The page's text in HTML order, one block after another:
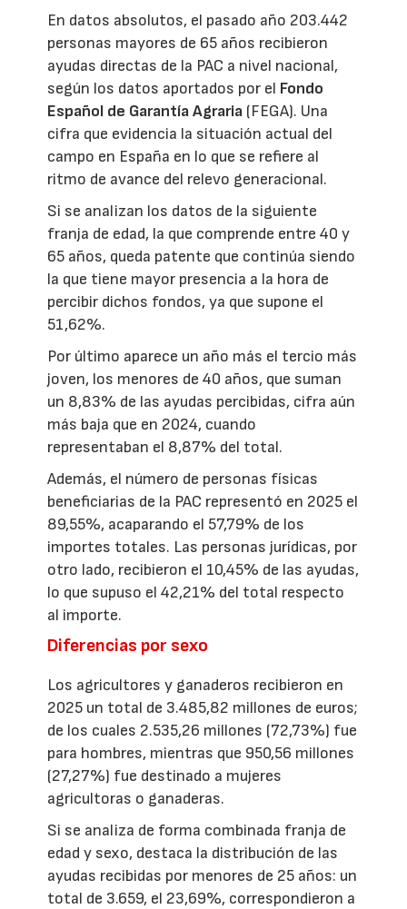
En datos absolutos, el pasado año 203.442
personas mayores de 65 años recibieron
ayudas directas de la PAC a nivel nacional,
según los datos aportados por el Fondo
Español de Garantía Agraria (FEGA). Una
cifra que evidencia la situación actual del
campo en España en lo que se refiere al
ritmo de avance del relevo generacional.
Si se analizan los datos de la siguiente
franja de edad, la que comprende entre 40 y
65 años, queda patente que continúa siendo
la que tiene mayor presencia a la hora de
percibir dichos fondos, ya que supone el
51,62%.
Por último aparece un año más el tercio más
joven, los menores de 40 años, que suman
un 8,83% de las ayudas percibidas, cifra aún
más baja que en 2024, cuando
representaban el 8,87% del total.
Además, el número de personas físicas
beneficiarias de la PAC representó en 2025 el
89,55%, acaparando el 57,79% de los
importes totales. Las personas jurídicas, por
otro lado, recibieron el 10,45% de las ayudas,
lo que supuso el 42,21% del total respecto
al importe.
Diferencias por sexo
Los agricultores y ganaderos recibieron en
2025 un total de 3.485,82 millones de euros;
de los cuales 2.535,26 millones (72,73%) fue
para hombres, mientras que 950,56 millones
(27,27%) fue destinado a mujeres
agricultoras o ganaderas.
Si se analiza de forma combinada franja de
edad y sexo, destaca la distribución de las
ayudas recibidas por menores de 25 años: un
total de 3.659, el 23,69%, correspondieron a